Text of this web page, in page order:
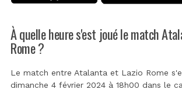
À quelle heure s'est joué le match
Rome ?
Le match entre Atalanta et Lazio Rome
dimanche 4 février 2024 à 18h00 dans le